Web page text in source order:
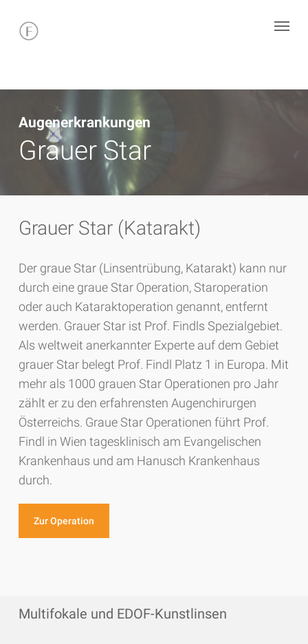
d8c14397054ac260e95c60d43c551488
Augenerkrankungen
Grauer Star
Grauer Star (Katarakt)
Der graue Star (Linsentrübung, Katarakt) kann nur
durch eine graue Star Operation, Staroperation
oder auch Kataraktoperation genannt, entfernt
werden. Grauer Star ist Prof. Findls Spezialgebiet.
Als weltweit anerkannter Experte auf dem Gebiet
grauer Star belegt Prof. Findl Platz 1 in Europa. Mit
mehr als 1000 grauen Star Operationen pro Jahr
zählt er zu den erfahrensten Augenchirurgen
Österreichs. Graue Star Operationen führt Prof.
Findl in Wien tagesklinisch am Evangelischen
Krankenhaus und am Hanusch Krankenhaus
durch.
Zur Operation
Multifokale und EDOF-Kunstlinsen